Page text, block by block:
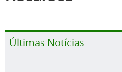
ICET/UFAM lança RESULTADO
Monitoria do...